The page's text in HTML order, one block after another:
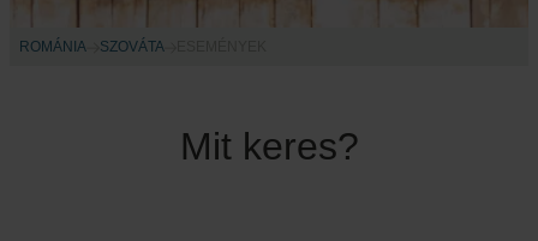
ROMÁNIA SZOVÁTA
Mit keres?